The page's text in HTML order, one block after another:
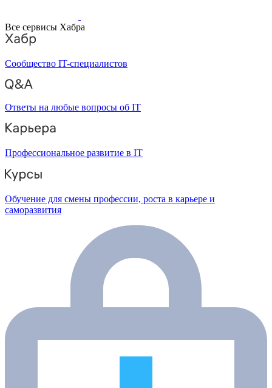
Все сервисы Хабра
Сообщество IT-специалистов
Ответы на любые вопросы об IT
Профессиональное развитие в IT
Обучение для смены профессии, роста в карьере и
саморазвития